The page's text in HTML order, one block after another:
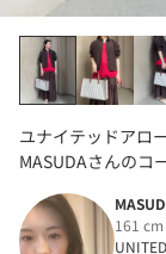
ユナイテッドアロ
MASUDAさんのコ
161